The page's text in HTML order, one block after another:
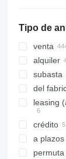
Tipo de
venta
alquiler
subasta
del
leasing
crédito
a plazos
permuta